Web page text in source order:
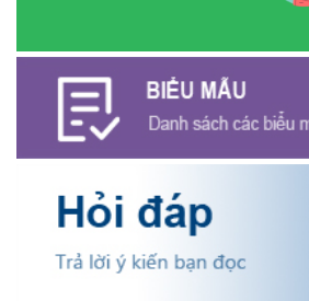
UBND XÃ EA NING TỔ CHỨC HỘI NGHỊ
31/7/2026 CỦA CHÍNH PHỦ.
(05/08/2026)
LẮNG NGHE Ý KIẾN CỬ TRI, KỊP THỜI
ỦY BAN MẶT TRẬN TỔ QUỐC VIỆT NAM
HỘI NGHỊ GIÁM SÁT VỀ CÔNG TÁC RÀ
CẬN NGHÈO NĂM 2025.